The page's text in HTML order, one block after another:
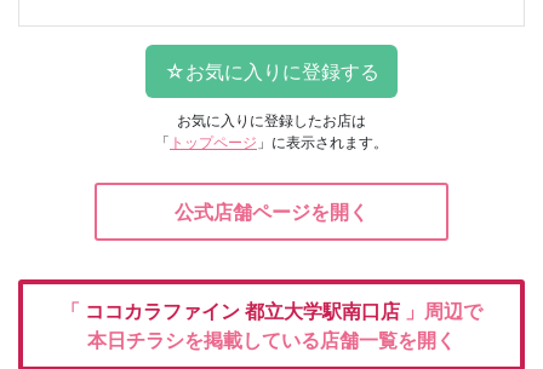
お気に入りに登録したお店は
「 トップページ 」に表示されます。
公式店舗ページを開く
「 ココカラファイン 都立大学駅南口店 」周辺で
本日チラシを掲載している店舗一覧を開く